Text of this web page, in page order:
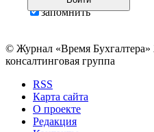
запомнить
© Журнал «Время
консалтинговая группа
RSS
Карта сайта
О проекте
Редакция